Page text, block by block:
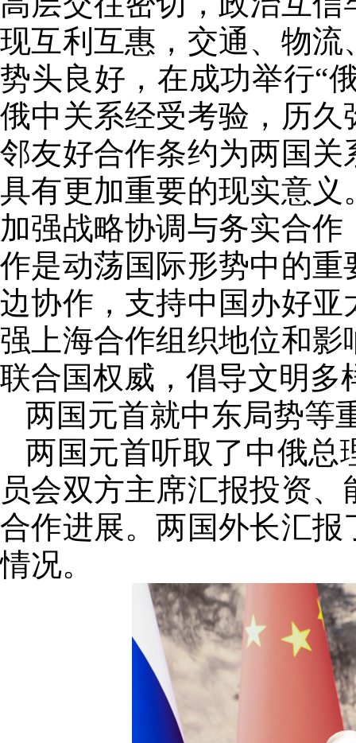
现互利互惠，交通、物
势头良好，在成功举行“
俄中关系经受考验，历
邻友好合作条约为两国
具有更加重要的现实意
加强战略协调与务实合
作是动荡国际形势中的
边协作，支持中国办好
强上海合作组织地位和
联合国权威，倡导文明多
两国元首就中东局势等
两国元首听取了中俄总
员会双方主席汇报投资
合作进展。两国外长汇
情况。